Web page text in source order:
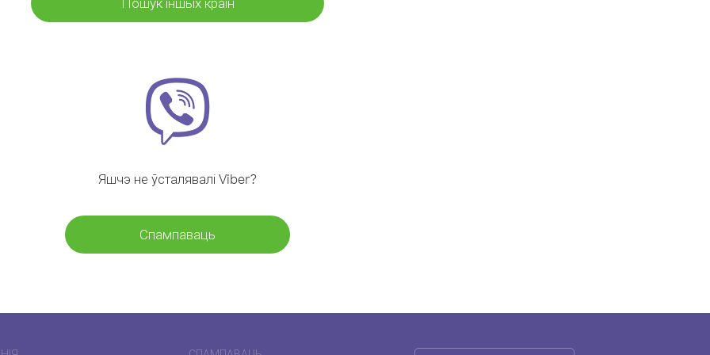
Яшчэ не ўсталявалі Viber?
Спампаваць